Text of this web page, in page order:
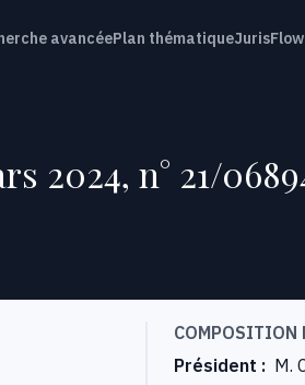
avancéePlan thématiqueJurisFlow
2024, n° 21/
COMPOSITION
Président : M.